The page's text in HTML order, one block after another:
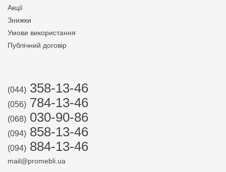
Акції
Знижки
Умови використання
Публічний договір
(044) 358-13-46
(056) 784-13-46
(068) 030-90-86
(094) 858-13-46
(094) 884-13-46
mail@promebli.ua